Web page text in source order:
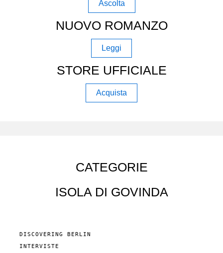
Ascolta
NUOVO ROMANZO
Leggi
STORE UFFICIALE
Acquista
CATEGORIE
ISOLA DI GOVINDA
DISCOVERING BERLIN
INTERVISTE